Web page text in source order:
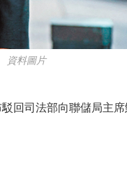
資料圖片
司法部向聯儲局主席